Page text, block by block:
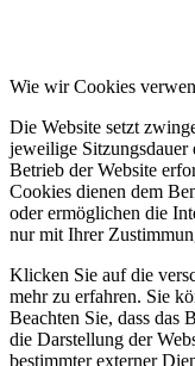
Wie wir Cookies
Die Website setzt
jeweilige Sitzungsdauer
Betrieb der Website
Cookies dienen dem
oder ermöglichen die
nur mit Ihrer
Klicken Sie auf die
mehr zu erfahren. Sie
Beachten Sie, dass
die Darstellung der
bestimmter externer